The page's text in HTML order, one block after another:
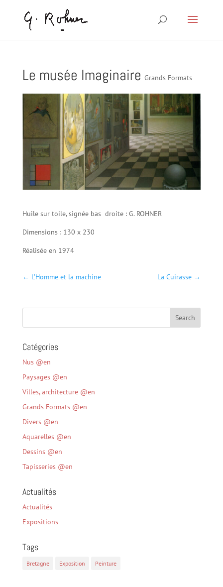
Le musée Imaginaire Grands Formats
Huile sur toile, signée bas droite : G. ROHNER
Dimensions : 130 x 230
Réalisée en 1974
← L’Homme et la machine La Cuirasse →
Catégories
Nus @en
Paysages @en
Villes, architecture @en
Grands Formats @en
Divers @en
Aquarelles @en
Dessins @en
Tapisseries @en
Actualités
Actualités
Expositions
Tags
Bretagne Exposition Peinture